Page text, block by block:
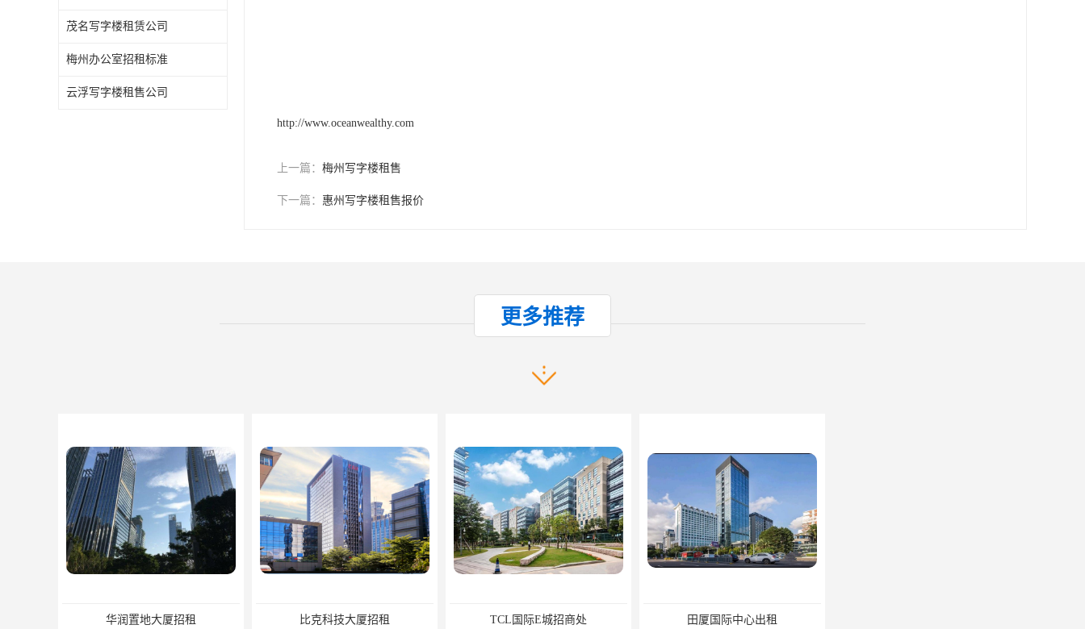
茂名写字楼租赁公司
梅州办公室招租标准
云浮写字楼租售公司
http://www.oceanwealthy.com
上一篇： 梅州写字楼租售
下一篇： 惠州写字楼租售报价
产品推荐
华润置地大厦招租 比克科技大厦招租 TCL国际E城招商处 田厦国际中心出租